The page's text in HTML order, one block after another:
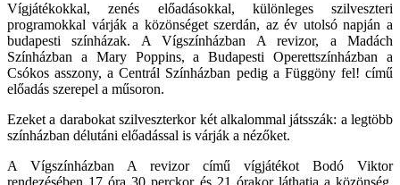
Vígjátékokkal, zenés előadásokkal, különleges szilveszteri
programokkal várják a közönséget szerdán, az év utolsó napján a
budapesti színházak. A Vígszínházban A revizor, a Madách
Színházban a Mary Poppins, a Budapesti Operettszínházban a
Csókos asszony, a Centrál Színházban pedig a Függöny fel! című
előadás szerepel a műsoron.
Ezeket a darabokat szilveszterkor két alkalommal játsszák: a legtöbb
színházban délutáni előadással is várják a nézőket.
A Vígszínházban A revizor című vígjátékot Bodó Viktor